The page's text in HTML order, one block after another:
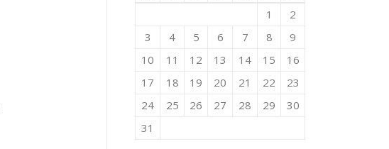
1
2
3
4 5 6 7 8
9
10
11 12 13 14 15
16
17
18 19 20 21 22
23
24
25 26 27 28 29
30
31